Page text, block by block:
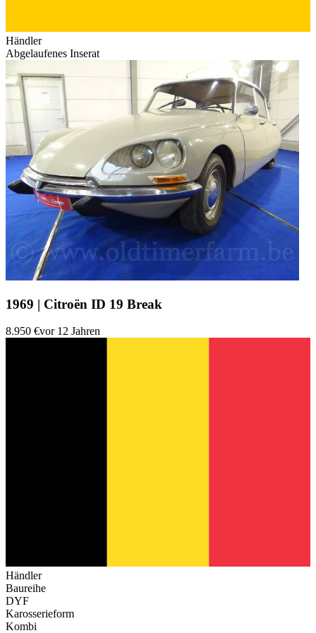
Händler
Abgelaufenes Inserat
1969 | Citroën ID 19 Break
8.950 €vor 12 Jahren
Händler
Baureihe
DYF
Karosserieform
Kombi